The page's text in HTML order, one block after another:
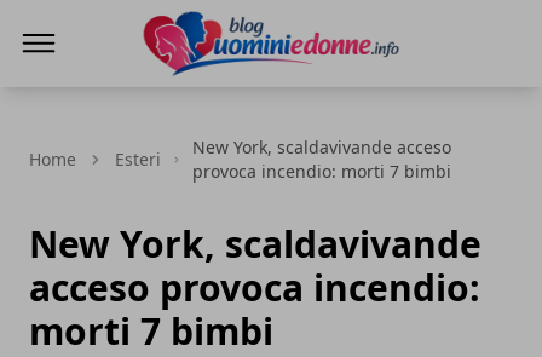
Home Esteri
New York, scaldavivande acceso
provoca incendio: morti 7 bimbi
New York, scaldavivande
acceso provoca incendio:
morti 7 bimbi